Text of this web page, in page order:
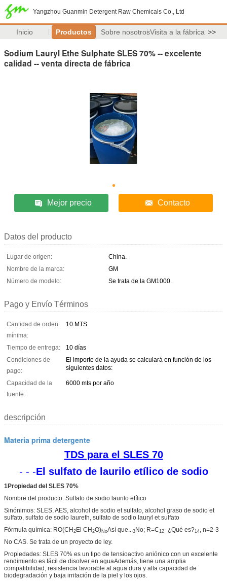
Yangzhou Guanmin Detergent Raw Chemicals Co., Ltd
Inicio Productos Sobre nosotrosVisita a la fábrica >>
Sodium Lauryl Ethe Sulphate SLES 70% -- excelente
calidad -- venta directa de fábrica
Mejor precio Contacto
Datos del producto
Lugar de origen:
China.
Nombre de la marca:
GM
Número de modelo:
Se trata de la GM1000.
Pago y Envío Términos
Cantidad de orden
mínima:
10 MTS
Tiempo de entrega:
10 días
Condiciones de
pago:
El importe de la ayuda se calculará en función de los
siguientes datos:
Capacidad de la
fuente:
6000 mts por año
descripción
Materia prima detergente
TDS para el SLES 70
- - -El sulfato de laurilo etílico de sodio
1Propiedad del SLES 70%
Nombre del producto: Sulfato de sodio laurilo etílico
Sinónimos: SLES, AES, alcohol de sodio et sulfato, alcohol graso de sodio et
sulfato, sulfato de sodio laureth, sulfato de sodio lauryl et sulfato
Fórmula química: RO(CH2El CH2O)NoAsí que...3No; R=C12- ¿Qué es?14, n=2-3
No CAS. Se trata de un proyecto de ley.
Propiedades: SLES 70% es un tipo de tensioactivo aniónico con un excelente
rendimiento.es fácil de disolver en aguaAdemás, tiene una amplia
compatibilidad, resistencia favorable al agua dura y alta capacidad de
biodegradación y baja irritación de la piel y los ojos.